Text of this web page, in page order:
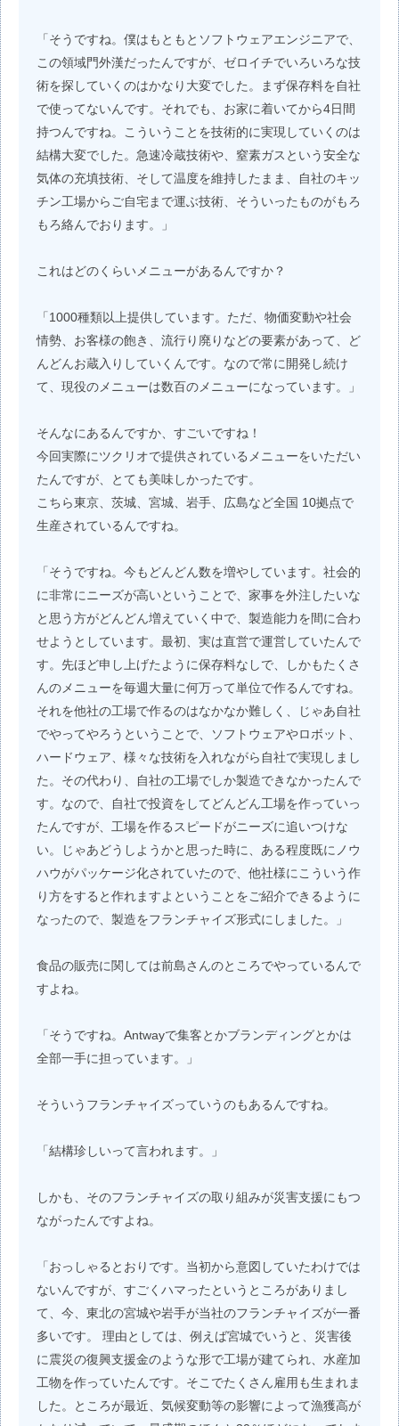
「そうですね。僕はもともとソフトウェアエンジニアで、
この領域門外漢だったんですが、ゼロイチでいろいろな技
術を探していくのはかなり大変でした。まず保存料を自社
で使ってないんです。それでも、お家に着いてから4日間
持つんですね。こういうことを技術的に実現していくのは
結構大変でした。急速冷蔵技術や、窒素ガスという安全な
気体の充填技術、そして温度を維持したまま、自社のキッ
チン工場からご自宅まで運ぶ技術、そういったものがもろ
もろ絡んでおります。」
これはどのくらいメニューがあるんですか？
「1000種類以上提供しています。ただ、物価変動や社会
情勢、お客様の飽き、流行り廃りなどの要素があって、ど
んどんお蔵入りしていくんです。なので常に開発し続け
て、現役のメニューは数百のメニューになっています。」
そんなにあるんですか、すごいですね！
今回実際にツクリオで提供されているメニューをいただい
たんですが、とても美味しかったです。
こちら東京、茨城、宮城、岩手、広島など全国 10拠点で
生産されているんですね。
「そうですね。今もどんどん数を増やしています。社会的
に非常にニーズが高いということで、家事を外注したいな
と思う方がどんどん増えていく中で、製造能力を間に合わ
せようとしています。最初、実は直営で運営していたんで
す。先ほど申し上げたように保存料なしで、しかもたくさ
んのメニューを毎週大量に何万って単位で作るんですね。
それを他社の工場で作るのはなかなか難しく、じゃあ自社
でやってやろうということで、ソフトウェアやロボット、
ハードウェア、様々な技術を入れながら自社で実現しまし
た。その代わり、自社の工場でしか製造できなかったんで
す。なので、自社で投資をしてどんどん工場を作っていっ
たんですが、工場を作るスピードがニーズに追いつけな
い。じゃあどうしようかと思った時に、ある程度既にノウ
ハウがパッケージ化されていたので、他社様にこういう作
り方をすると作れますよということをご紹介できるように
なったので、製造をフランチャイズ形式にしました。」
食品の販売に関しては前島さんのところでやっているんで
すよね。
「そうですね。Antwayで集客とかブランディングとかは
全部一手に担っています。」
そういうフランチャイズっていうのもあるんですね。
「結構珍しいって言われます。」
しかも、そのフランチャイズの取り組みが災害支援にもつ
ながったんですよね。
「おっしゃるとおりです。当初から意図していたわけでは
ないんですが、すごくハマったというところがありまし
て、今、東北の宮城や岩手が当社のフランチャイズが一番
多いです。 理由としては、例えば宮城でいうと、災害後
に震災の復興支援金のような形で工場が建てられ、水産加
工物を作っていたんです。そこでたくさん雇用も生まれま
した。ところが最近、気候変動等の影響によって漁獲高が